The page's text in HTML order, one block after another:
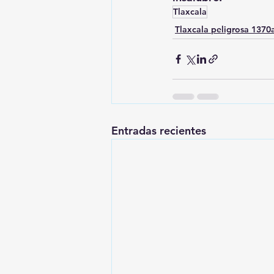
Tlaxcala
Tlaxcala peligrosa
Entradas recientes